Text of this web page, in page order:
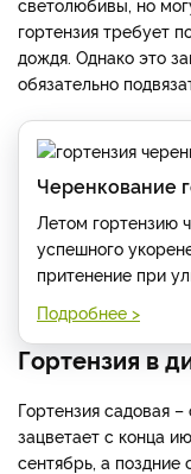
гортензия требует
дождя. Однако это
обязательно
Черенкование
Летом гортензию
успешного
притенение при
Подробнее >
Гортензия в
Гортензия садовая
зацветает с конца
сентябрь, а поздние